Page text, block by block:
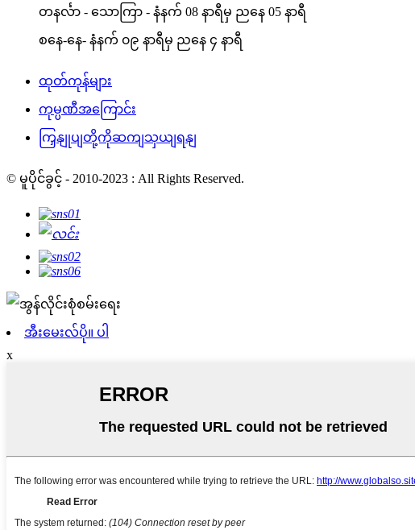
တနင်္လာ - သောကြာ - နံနက် 08 နာရီမှ ညနေ 05 နာရီ
စနေ-နေ- နံနက် ၀၉ နာရီမှ ညနေ ၄ နာရီ
ထုတ်ကုန်များ
ကုမ္ပဏီအကြောင်း
ကြှနျုပျတို့ကိုဆကျသှယျရနျ
© မူပိုင်ခွင့် - 2010-2023 : All Rights Reserved.
အီးမေးလ်ပို။ ပါ
x